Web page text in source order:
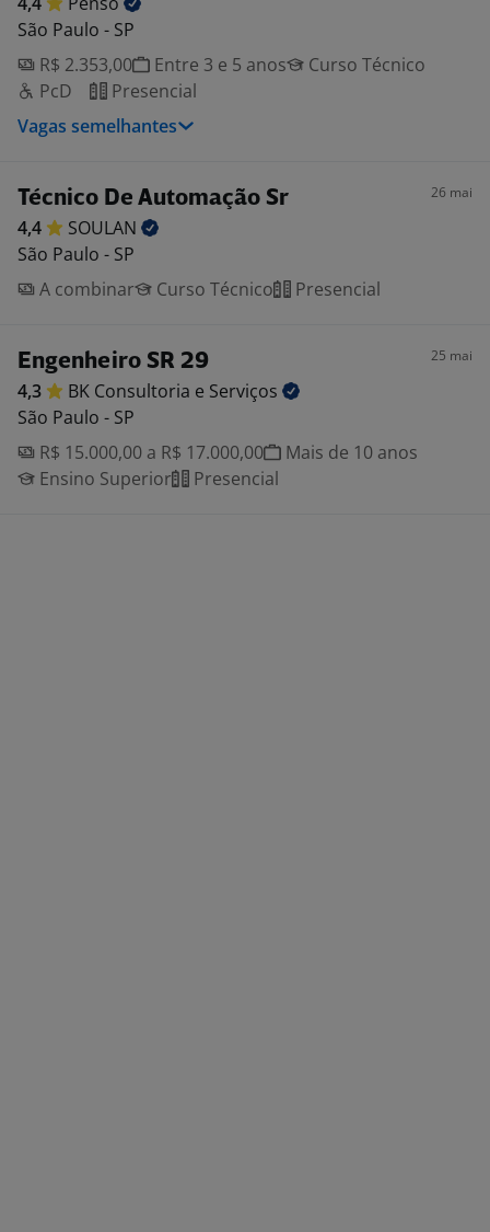
São Paulo - SP
R$ 2.353,00
Entre 3 e 5 anos
Curso Técnico
PcD
Presencial
Vagas semelhantes
Técnico De Automação Sr 26 mai
4,4
SOULAN
São Paulo - SP
A combinar
Curso Técnico Presencial
Engenheiro SR 29 25 mai
4,3 BK Consultoria e Serviços
São Paulo - SP
R$ 15.000,00 a R$ 17.000,00
Mais de 10 anos
Ensino Superior
Presencial